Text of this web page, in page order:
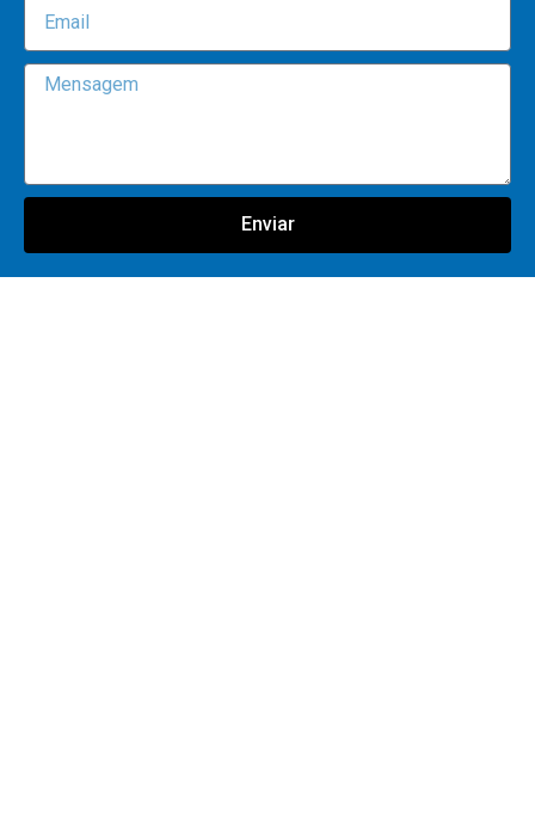
Enviar